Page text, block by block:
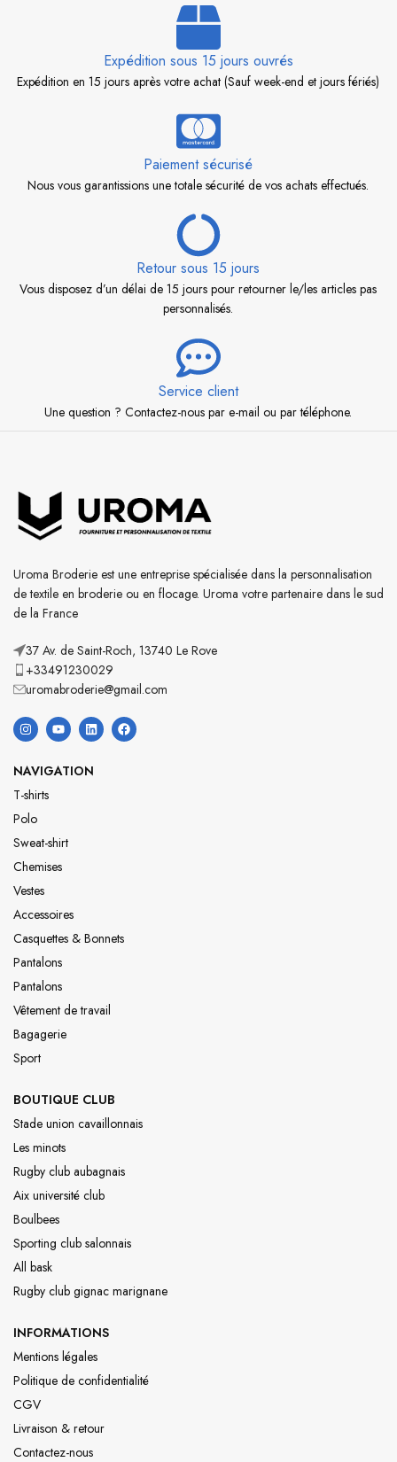
Expédition sous 15 jours ouvrés
Expédition en 15 jours après votre achat (Sauf week-end et jours fériés)
Paiement sécurisé
Nous vous garantissions une totale sécurité de vos achats effectués.
Retour sous 15 jours
Vous disposez d’un délai de 15 jours pour retourner le/les articles pas
personnalisés.
Service client
Une question ? Contactez-nous par e-mail ou par téléphone.
Uroma Broderie est une entreprise spécialisée dans la personnalisation
de textile en broderie ou en flocage. Uroma votre partenaire dans le sud
de la France
37 Av. de Saint-Roch, 13740 Le Rove
+33491230029
uromabroderie@gmail.com
NAVIGATION
T-shirts
Polo
Sweat-shirt
Chemises
Vestes
Accessoires
Casquettes & Bonnets
Pantalons
Pantalons
Vêtement de travail
Bagagerie
Sport
BOUTIQUE CLUB
Stade union cavaillonnais
Les minots
Rugby club aubagnais
Aix université club
Boulbees
Sporting club salonnais
All bask
Rugby club gignac marignane
INFORMATIONS
Mentions légales
Politique de confidentialité
CGV
Livraison & retour
Contactez-nous